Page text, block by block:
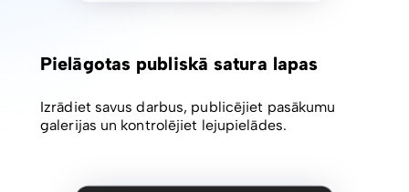
Pielāgotas publiskā satura lapas
Izrādiet savus darbus, publicējiet pasākumu
galerijas un kontrolējiet lejupielādes.